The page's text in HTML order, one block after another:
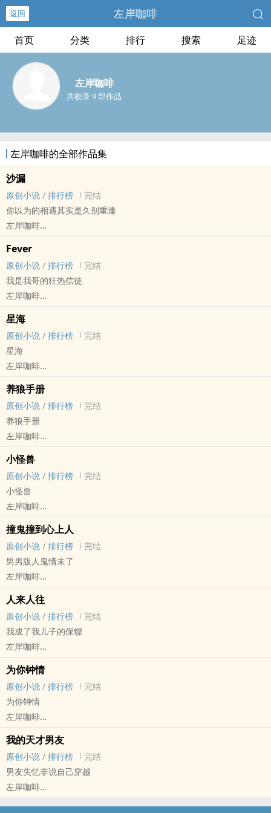
返回 左岸咖啡
首页 分类 排行 搜索 足迹
左岸咖啡
共收录 9 部作品
左岸咖啡的全部作品集
沙漏
原创小说 / 排行榜
完结
你以为的相遇其实是久别重逢
左岸咖啡
现代 - HE - 狗血 - 校园
穿越
我从容走向死亡的结局，只为再次与你相遇。
你有一双很会爱人的眼睛，我会有那幺幸运吗？
高中同学聚会上，秦溯偶然得知他的绯闻对象沈羡渝在六年前意外身
亡，远赴千里去悼念他时，意外发现了穿越时空的开关。
沙漏倒置，时间逆流，在过去未来之间争分夺秒往返，赌上一切，只
为打破循环。
案早已藏在每个看向你的眼神。
你相信吗，无论相隔多远，对的人一定会再重逢。
校园穿越，校霸×学霸，疯狗×主人，强制与驯服，双向奔赴与救赎，
HE。
每晚九点更新三章，欢迎宝贝们评论～
Fever
原创小说 / 排行榜
完结
我是我哥的狂热信徒
左岸咖啡
现代 - HE - 骨科 - 年上
攻宠受
我哥抽烟喝酒打架染头，还进过少管所，但他是个好哥哥。
伪兄弟年上，校园甜宠，第三人称，HE。
星海
原创小说 / 排行榜
完结
星海
左岸咖啡
原创小说 - BL - 长篇 - 完结
现代 - HE - 养成 - 骨科
年上
江海帆五岁时父母离婚，父亲带着怀孕的小三远走高飞，几年后父亲
和小三双双车祸去世，留下遗孤程星原，被亲戚丢到江海帆家门口，
母亲大度地收留了他，从此家里多了一个小拖油瓶，江海帆多了一个
跟屁虫。
几年后母亲因病去世，临终前让江海帆承诺抚养弟弟长大，江海帆答
应了，之后一直遵守承诺，偶然的一个机会他发现程星原不是父亲亲
担，依然继续履行承诺，为此他付出了巨大的代价。
岁月变迁，突然有一天江海帆发现程星原对他来说不是责任，而是生
命中不可或缺的存在。
深情而不自知的哥哥×忠犬弟弟，年上，HE。
养狼手册
原创小说 / 排行榜
完结
养狼手册
左岸咖啡
HE - 养成 - 父子 - 骨科
年下
宋云川领养了一只小土狗，结果发现是只小狼崽，最后被他吃得渣都
不剩。
养父子，小狼狗年下攻，HE。
小怪兽
原创小说 / 排行榜
完结
小怪兽
左岸咖啡
HE - 养成 - 父子 - 骨科
年上
刘寻的父亲刘建勇是一个反社会连环杀手，连续杀害了七人，引起社
会轰动，负责这起连环杀人案的刑警队长邵寒州在逮捕刘建勇的过程
中，刘建勇挟持了刘寻作为人质，邵寒州当着刘寻的面将刘建勇一枪
击毙。
刘寻让邵寒州赔他父亲，邵寒州真的赔了他一个父亲——他收养了刘
寻，并给他改名邵为，意思是年少有为。
尽致，就像混入人类社会的一只格格不入的小怪兽，但是邵寒州有信
心把他教育好。
在邵寒州爱的感化下，邵为逐渐从小怪兽变成了一个正常人，而他对
邵寒州的感情也悄然发生了变化。
养父子年上。
撞鬼撞到心上人
原创小说 / 排行榜
完结
‎男‎‍‍男‍‌版人鬼情未了
左岸咖啡
小甜饼 - 轻松 - 治愈 - 灵异
攻宠受
男鬼攻(后面会复活)，攻受都是彼此的初恋彼此的唯一。
江白从小有阴阳眼，可以看到鬼魂，搬到新家后认识了一只孤魂野
鬼，没有名字没有记忆，身份成谜。
江白给他起名叫江浔，江浔外表艳丽又爱撩，江白起初以为他是夜店
男模，后来随着一系列事件发生，对于他身份的猜测变成了学霸天
才、校园男神，最后又变成黑道混混、犯罪分子。
了恋人，然而最后的真相和江浔的身份却出乎所有人意料。
人来人往
原创小说 / 排行榜
完结
我成了我儿子的保镖
左岸咖啡
HE - 三观不正 - 父子 - 年上
攻宠受
赵蓝田是一家公司的保安，机缘巧合下救了公司总裁庄思年两次命，
庄思年因此聘请他为贴身保镖。
在和庄思年的相处过程中，赵蓝田对这个美貌又高傲的年轻人产生了
好感，不由自主地想要关心他亲近他，起初他以为自己只是把对方当
成晚辈，但是在庄思年有意无意的撩拨下，逐渐对他产生了不该有的
情愫，为此他羞愧难当，主动离职远离对方。
为你钟情
原创小说 / 排行榜
完结
为你钟情
左岸咖啡
现代 - HE - 父子 - 骨科
年上
钟情勾引了自己同学的叔叔吴敬贤，被他包养的过程中爱上了这个风
流但无情的男人，向他表白后惨被抛弃，没想到过了一段时间吴敬贤
又对他展开了追求，本已经心灰意冷的他又重燃了吴敬贤的爱意，和
我的天才男友
原创小说 / 排行榜
完结
男友失忆非说自己穿越
左岸咖啡